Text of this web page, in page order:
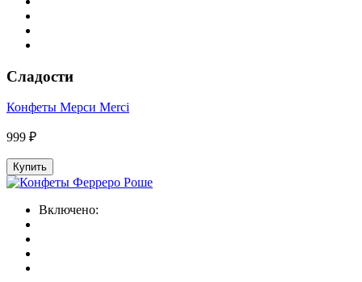
Сладости
Конфеты Мерси Merci
999 ₽
Купить
Включено: